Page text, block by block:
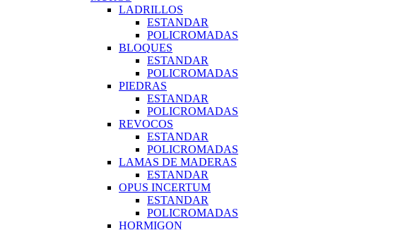
LADRILLOS
ESTANDAR
POLICROMADAS
BLOQUES
ESTANDAR
POLICROMADAS
PIEDRAS
ESTANDAR
POLICROMADAS
REVOCOS
ESTANDAR
POLICROMADAS
LAMAS DE MADERAS
ESTANDAR
OPUS INCERTUM
ESTANDAR
POLICROMADAS
HORMIGON